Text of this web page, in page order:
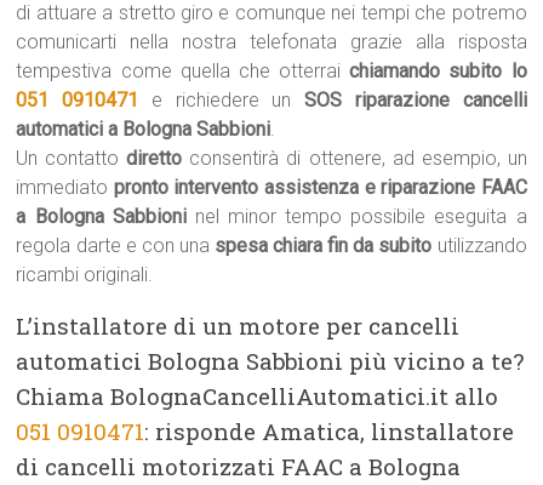
di attuare a stretto giro e comunque nei tempi che potremo
comunicarti nella nostra telefonata grazie alla risposta
tempestiva come quella che otterraichiamando subito lo
051 0910471
e richiedere unSOS riparazione cancelli
automatici a Bologna Sabbioni.
Un contattodiretto consentirà di ottenere, ad esempio, un
immediato pronto intervento assistenza e riparazione FAAC
a Bologna Sabbioni nel minor tempo possibile eseguita a
regola darte e con una spesa chiara fin da subito utilizzando
ricambi originali.
L’installatore di un motore per cancelli
automatici Bologna Sabbioni più vicino a te?
Chiama BolognaCancelliAutomatici.it allo
051 0910471: risponde Amatica, linstallatore
di cancelli motorizzati FAAC a Bologna